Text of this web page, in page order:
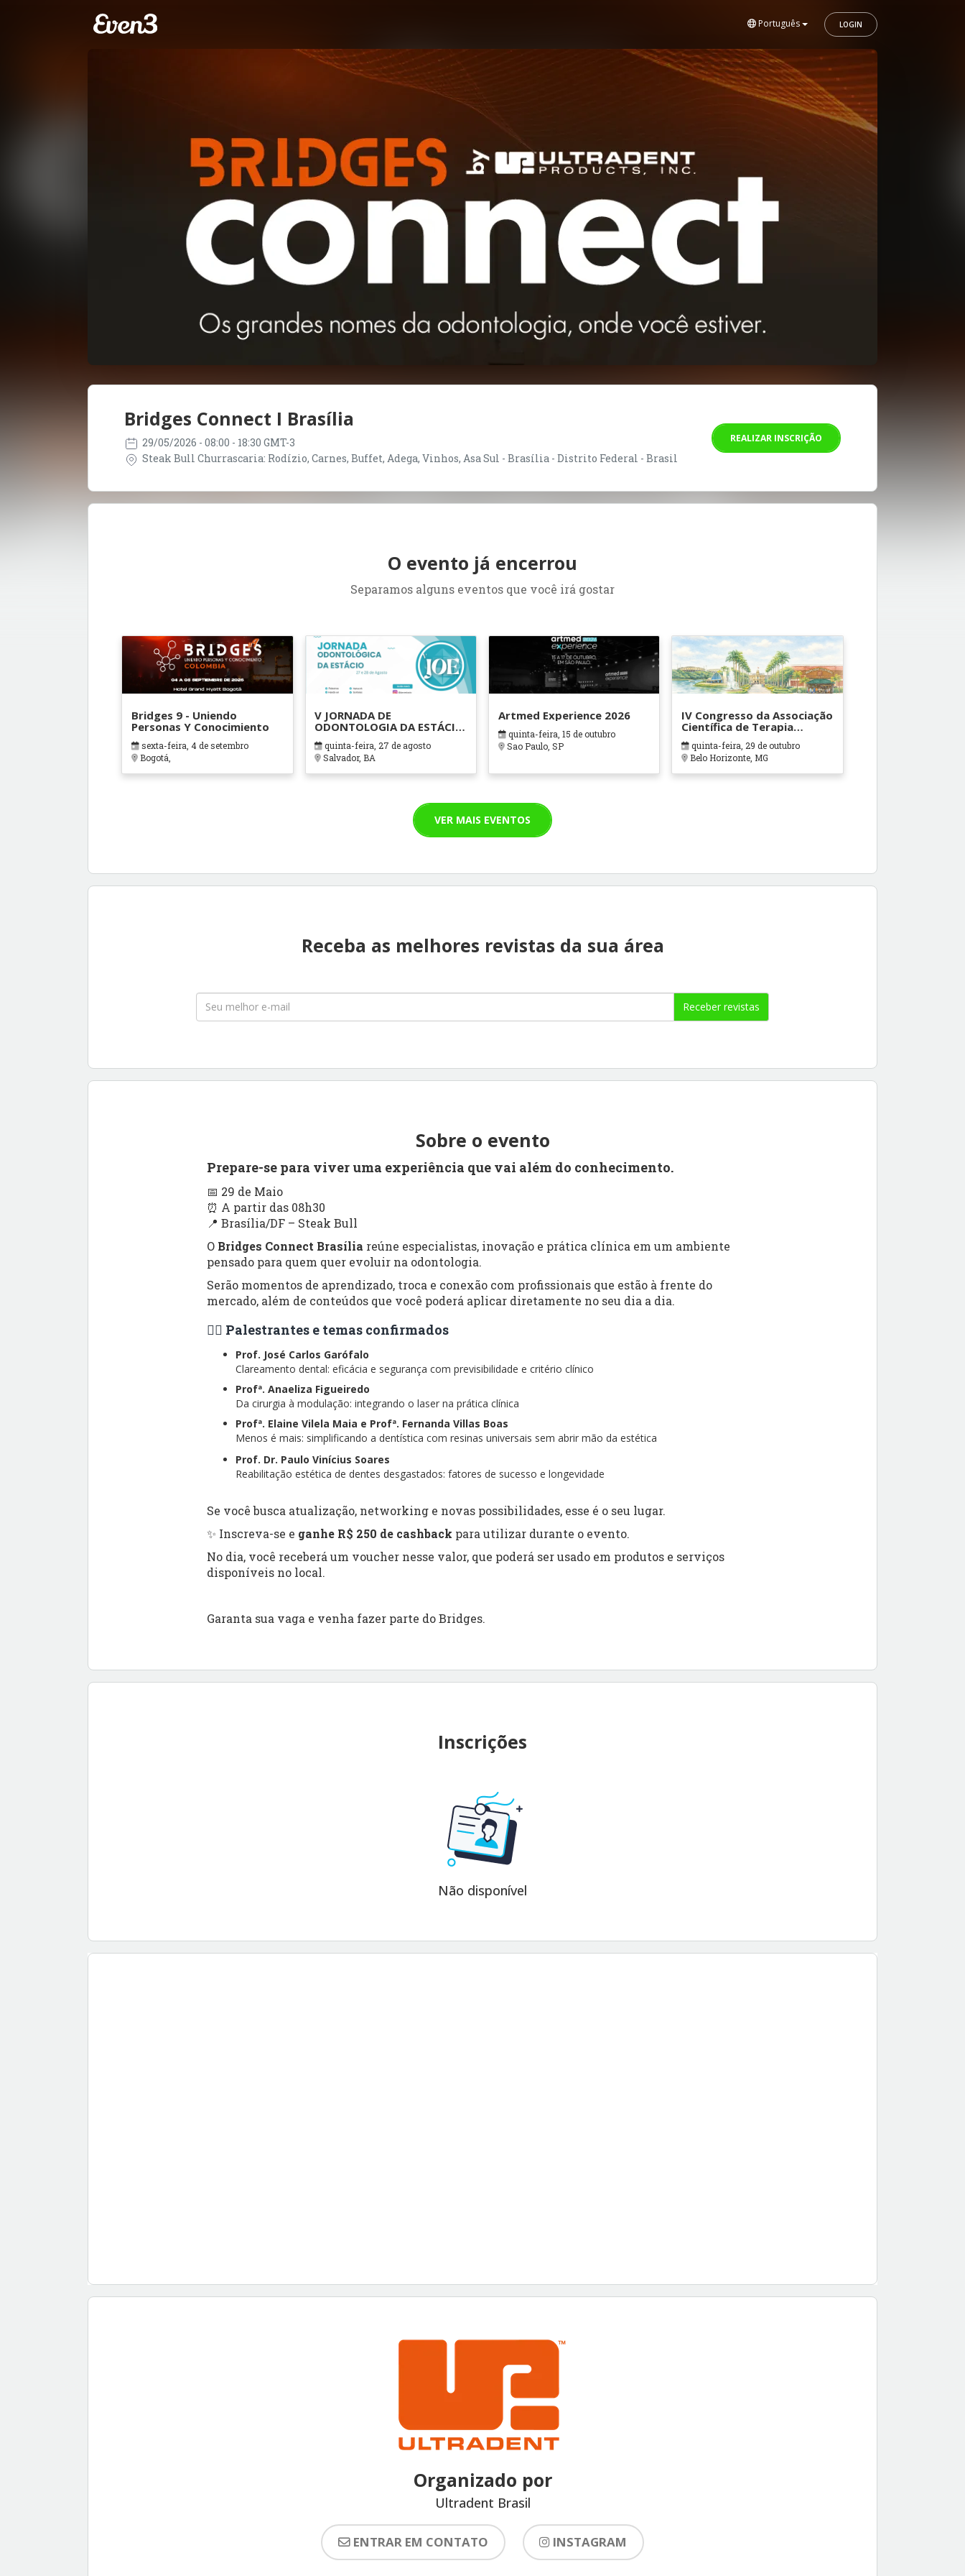
Português LOGIN
Bridges Connect I Brasília
29/05/2026 - 08:00 - 18:30 GMT-3
Steak Bull Churrascaria: Rodízio, Carnes, Buffet, Adega, Vinhos, Asa Sul - Brasília - Distrito Federal - Brasil
REALIZAR INSCRIÇÃO
O evento já encerrou
Separamos alguns eventos que você irá gostar
Bridges 9 - Uniendo
Personas Y Conocimiento
sexta-feira, 4 de setembro
Bogotá,
V JORNADA DE
ODONTOLOGIA DA ESTÁCIO
BAHIA
quinta-feira, 27 de agosto
Salvador, BA
Artmed Experience 2026
quinta-feira, 15 de outubro
Sao Paulo, SP
IV Congresso da Associação
Científica de Terapia
Ocupacional em Contextos
Hospitalares e Cuidados
Paliativos - ATOHOSP
quinta-feira, 29 de outubro
Belo Horizonte, MG
VER MAIS EVENTOS
Receba as melhores revistas da sua área
Receber revistas
Sobre o evento
Prepare-se para viver uma experiência que vai além do conhecimento.
📅 29 de Maio
⏰ A partir das 08h30
📍 Brasília/DF – Steak Bull
O Bridges Connect Brasília reúne especialistas, inovação e prática clínica em um ambiente
pensado para quem quer evoluir na odontologia.
Serão momentos de aprendizado, troca e conexão com profissionais que estão à frente do
mercado, além de conteúdos que você poderá aplicar diretamente no seu dia a dia.
👨‍⚕️ Palestrantes e temas confirmados
Prof. José Carlos Garófalo
Clareamento dental: eficácia e segurança com previsibilidade e critério clínico
Profª. Anaeliza Figueiredo
Da cirurgia à modulação: integrando o laser na prática clínica
Profª. Elaine Vilela Maia e Profª. Fernanda Villas Boas
Menos é mais: simplificando a dentística com resinas universais sem abrir mão da estética
Prof. Dr. Paulo Vinícius Soares
Reabilitação estética de dentes desgastados: fatores de sucesso e longevidade
Se você busca atualização, networking e novas possibilidades, esse é o seu lugar.
✨ Inscreva-se e ganhe R$ 250 de cashback para utilizar durante o evento.
No dia, você receberá um voucher nesse valor, que poderá ser usado em produtos e serviços
disponíveis no local.
Garanta sua vaga e venha fazer parte do Bridges.
Inscrições
Não disponível
Organizado por
Ultradent Brasil
ENTRAR EM CONTATO INSTAGRAM